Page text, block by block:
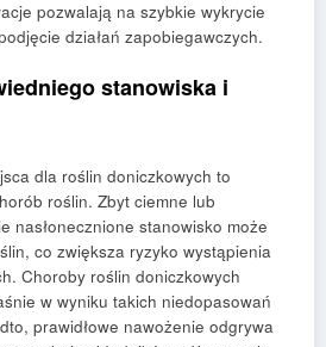
pozwalają na szybkie wykrycie
działań zapobiegawczych.
stanowiska i
dla roślin doniczkowych to
roślin. Zbyt ciemne lub
nasłonecznione stanowisko może
co zwiększa ryzyko wystąpienia
Choroby roślin doniczkowych
w wyniku takich niedopasowań
prawidłowe nawożenie odgrywa